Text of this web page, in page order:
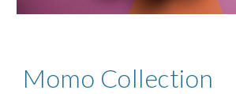
Momo Collection